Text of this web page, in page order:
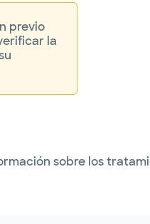
previo
la
sobre los